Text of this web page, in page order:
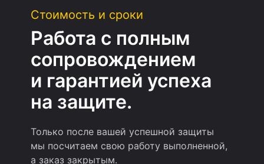
Стоимость и сроки
Работа с полным
сопровождением
и гарантией успеха
на защите.
Только после вашей успешной защиты
мы посчитаем свою работу выполненной,
а заказ закрытым.